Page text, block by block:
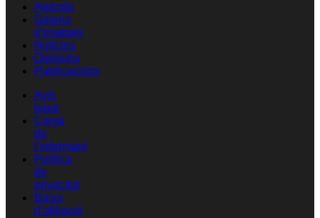
Agenda
Galeria
d’imatges
Notícies
Opinions
Publicacions
Avís
legal
Canal
de
l’informant
Política
de
privacitat
Baixa
d’afiliació